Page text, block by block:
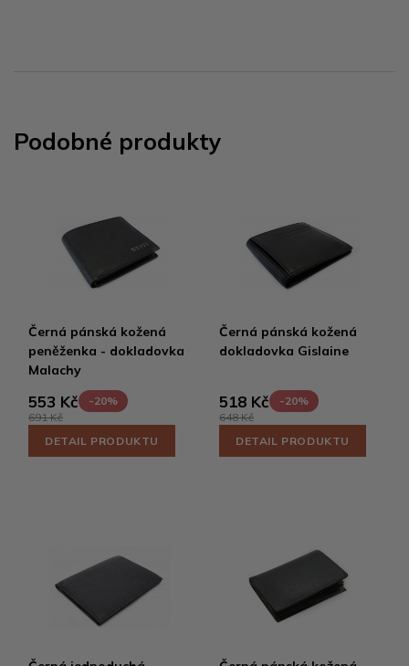
Podobné produkty
Černá pánská kožená
peněženka - dokladovka
Malachy
553 Kč
-20%
691 Kč
DETAIL PRODUKTU
Černá pánská kožená
dokladovka Gislaine
518 Kč
-20%
648 Kč
DETAIL PRODUKTU